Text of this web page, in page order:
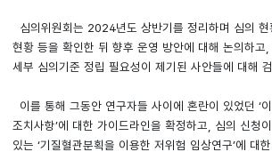
심의위원회는 2024년도 상반기를 정리하며 심의 현
현황 등을 확인한 뒤 향후 운영 방안에 대해 논의하고
세부 심의기준 정립 필요성이 제기된 사안들에 대해
이를 통해 그동안 연구자들 사이에 혼란이 있었던 ‘
조치사항’에 대한 가이드라인을 확정하고, 심의 신청
있는 ‘기질혈관분획을 이용한 저위험 임상연구’에 대